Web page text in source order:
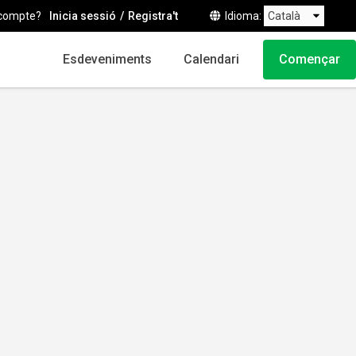
Inicia sessió Registra't Idioma
Esdeveniments Calendari Començar